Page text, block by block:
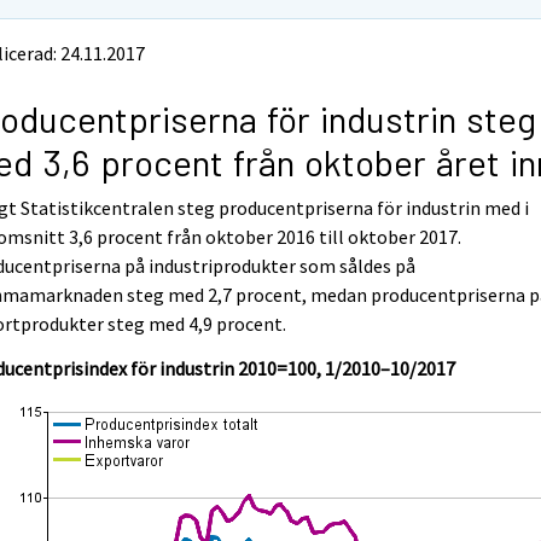
24.11.2017
för industrin steg
3,6 procent från oktober året
Statistikcentralen steg producentpriserna för industrin med i
3,6 procent från oktober 2016 till oktober 2017.
på industriprodukter som såldes på
steg med 2,7 procent, medan producentpriserna
steg med 4,9 procent.
för industrin 2010=100, 1/2010–10/2017